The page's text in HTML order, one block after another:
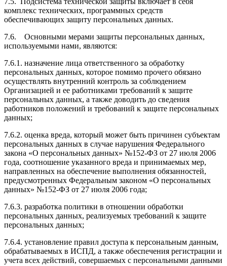
комплекс технических, программных средств
обеспечивающих защиту персональных данных.
7.6. Основными мерами защиты персональных данных,
используемыми нами, являются:
7.6.1. назначение лица ответственного за обработку
персональных данных, которое помимо прочего обязано
осуществлять внутренний контроль за соблюдением
Организацией и ее работниками требований к защите
персональных данных, а также доводить до сведения
работников положений и требований к защите персональных
данных;
7.6.2. оценка вреда, который может быть причинен субъектам
персональных данных в случае нарушения Федерального
закона «О персональных данных» №152-ФЗ от 27 июля 2006
года, соотношение указанного вреда и принимаемых мер,
направленных на обеспечение выполнения обязанностей,
предусмотренных Федеральным законом «О персональных
данных» №152-ФЗ от 27 июля 2006 года;
7.6.3. разработка политики в отношении обработки
персональных данных, реализуемых требований к защите
персональных данных;
7.6.4. установление правил доступа к персональным данным,
обрабатываемых в ИСПД, а также обеспечения регистрации и
учета всех действий, совершаемых с персональными данными